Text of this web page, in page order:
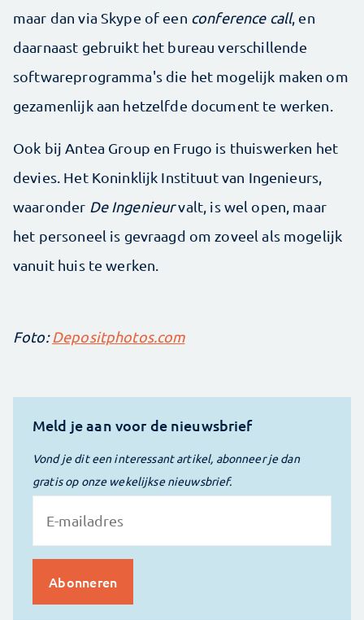
maar dan via Skype of een conference call, en
daarnaast gebruikt het bureau verschillende
softwareprogramma's die het mogelijk maken om
gezamenlijk aan hetzelfde document te werken.
Ook bij Antea Group en Frugo is thuiswerken het
devies. Het Koninklijk Instituut van Ingenieurs,
waaronder De Ingenieurvalt, is wel open, maar
het personeel is gevraagd om zoveel als mogelijk
vanuit huis te werken.
Foto:Depositphotos.com
Meld je aan voor de nieuwsbrief
Vond je dit een interessant artikel, abonneer je dan
gratis op onze wekelijkse nieuwsbrief.